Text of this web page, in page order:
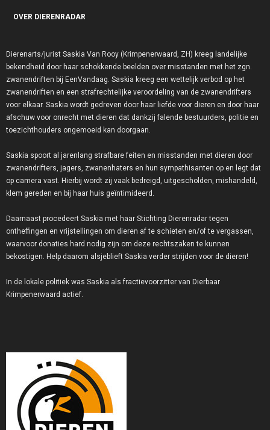
OVER DIERENRADAR
Dierenarts/jurist Saskia Van Rooy (Krimpenerwaard, ZH) kreeg landelijke
bekendheid door haar schokkende beelden over misstanden met het zgn.
zwanendriften bij EenVandaag. Saskia kreeg een wettelijk verbod op het
zwanendriften en een strafrechtelijke veroordeling van de zwanendrifters
voor elkaar. Saskia wordt gedreven door haar liefde voor dieren en door haar
afschuw voor onrecht met dieren dat dankzij falende bestuurders, politie en
toezichthouders ongemoeid kan doorgaan.
Saskia spoort al jarenlang strafbare feiten en misstanden met dieren door
zwanendrifters, jagers, zwanenhaters en hun sympathisanten op en legt dat
op camera vast. Hierbij wordt zij vaak bedreigd, uitgescholden, mishandeld,
klem gereden en bij haar huis geïntimideerd.
Daarnaast procedeert Saskia met haar Stichting Dierenradar tegen
ontheffingen en vrijstellingen om dieren af te schieten en/of te vergassen,
waarvoor donaties hard nodig zijn om deze rechtszaken te kunnen
bekostigen. Help daarom alsjeblieft Saskia verder strijden voor de dieren!
In de lokale politiek was Saskia als fractievoorzitter van Dierbaar
Krimpenerwaard actief.